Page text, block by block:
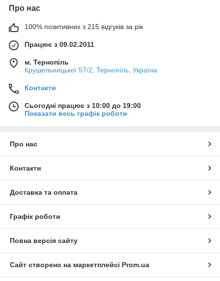
Про нас
100% позитивних з 215 відгуків за рік
Працює з 09.02.2011
м. Тернопіль
Крушельницької 57/2, Тернопіль, Україна
Контакти
Сьогодні працює з 10:00 до 19:00
Показати весь графік роботи
Про нас
Контакти
Доставка та оплата
Графік роботи
Повна версія сайту
Сайт створено на маркетплейсі Prom.ua